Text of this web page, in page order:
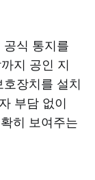
공식 통지를
지 공인 지
장치를 설치
부담 없이
히 보여주는